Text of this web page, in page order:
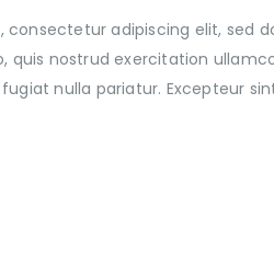
consectetur adipiscing elit,
nostrud exercitation
nulla pariatur. Excepteur